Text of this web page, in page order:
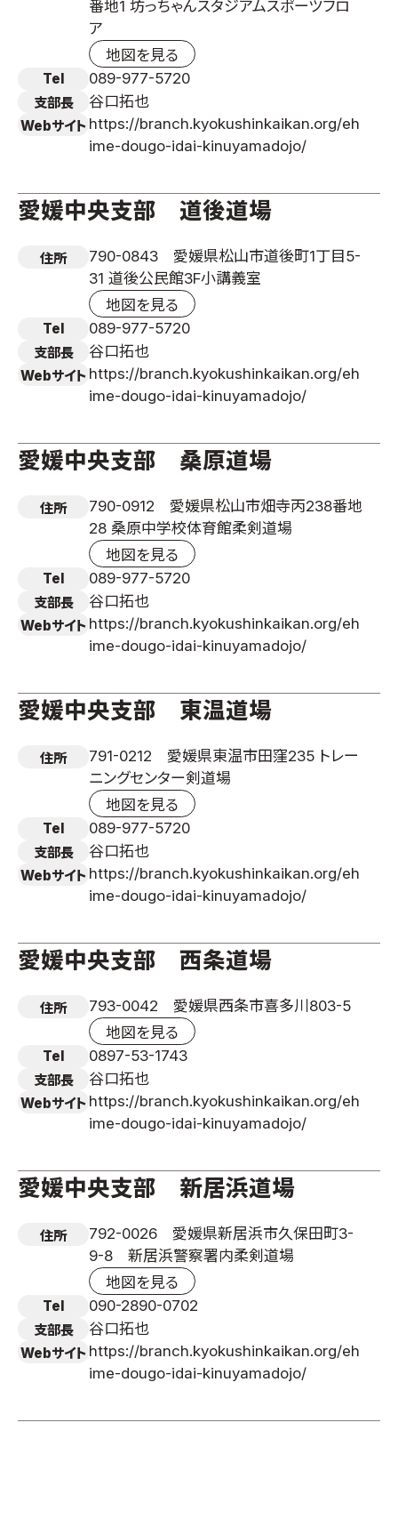
番地1 坊っちゃんスタジアムスポーツフロ
ア
地図を見る
Tel 089-977-5720
支部長 谷口拓也
Webサイト https://branch.kyokushinkaikan.org/eh
ime-dougo-idai-kinuyamadojo/
愛媛中央支部 道後道場
住所
790-0843 愛媛県松山市道後町1丁目5-
31 道後公民館3F小講義室
地図を見る
Tel 089-977-5720
支部長 谷口拓也
Webサイト https://branch.kyokushinkaikan.org/eh
ime-dougo-idai-kinuyamadojo/
愛媛中央支部 桑原道場
住所
790-0912 愛媛県松山市畑寺丙238番地
28 桑原中学校体育館柔剣道場
地図を見る
Tel 089-977-5720
支部長 谷口拓也
Webサイト https://branch.kyokushinkaikan.org/eh
ime-dougo-idai-kinuyamadojo/
愛媛中央支部 東温道場
住所
791-0212 愛媛県東温市田窪235 トレー
ニングセンター剣道場
地図を見る
Tel 089-977-5720
支部長 谷口拓也
Webサイト https://branch.kyokushinkaikan.org/eh
ime-dougo-idai-kinuyamadojo/
愛媛中央支部 西条道場
住所
793-0042 愛媛県西条市喜多川803-5
地図を見る
Tel 0897-53-1743
支部長 谷口拓也
Webサイト https://branch.kyokushinkaikan.org/eh
ime-dougo-idai-kinuyamadojo/
愛媛中央支部 新居浜道場
住所
792-0026 愛媛県新居浜市久保田町3-
9-8 新居浜警察署内柔剣道場
地図を見る
Tel 090-2890-0702
支部長 谷口拓也
Webサイト https://branch.kyokushinkaikan.org/eh
ime-dougo-idai-kinuyamadojo/